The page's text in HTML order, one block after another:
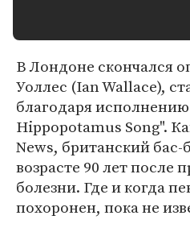
В Лондоне скончался
Уоллес (Ian Wallace),
благодаря
Hippopotamus Song".
News, британский бас-
возрасте 90 лет после
болезни. Где и когда
похоронен, пока не